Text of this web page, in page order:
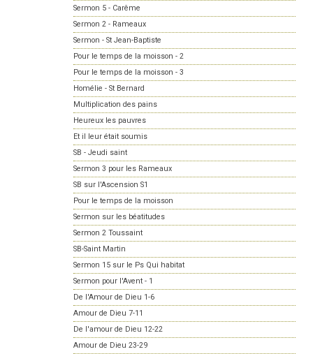
Sermon 5 - Carême
Sermon 2 - Rameaux
Sermon - St Jean-Baptiste
Pour le temps de la moisson - 2
Pour le temps de la moisson - 3
Homélie - St Bernard
Multiplication des pains
Heureux les pauvres
Et il leur était soumis
SB - Jeudi saint
Sermon 3 pour les Rameaux
SB sur l'Ascension S1
Pour le temps de la moisson
Sermon sur les béatitudes
Sermon 2 Toussaint
SB-Saint Martin
Sermon 15 sur le Ps Qui habitat
Sermon pour l'Avent - 1
De l'Amour de Dieu 1-6
Amour de Dieu 7-11
De l'amour de Dieu 12-22
Amour de Dieu 23-29